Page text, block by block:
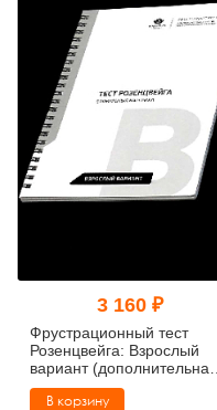
3 160 ₽
Фрустрационный тест
Розенцвейга: Взрослый
вариант (дополнительная
комплектация)
В корзину